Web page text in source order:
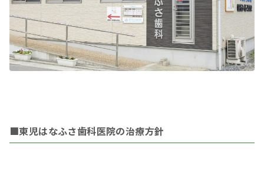
■東児はなふさ歯科医院の治療方針